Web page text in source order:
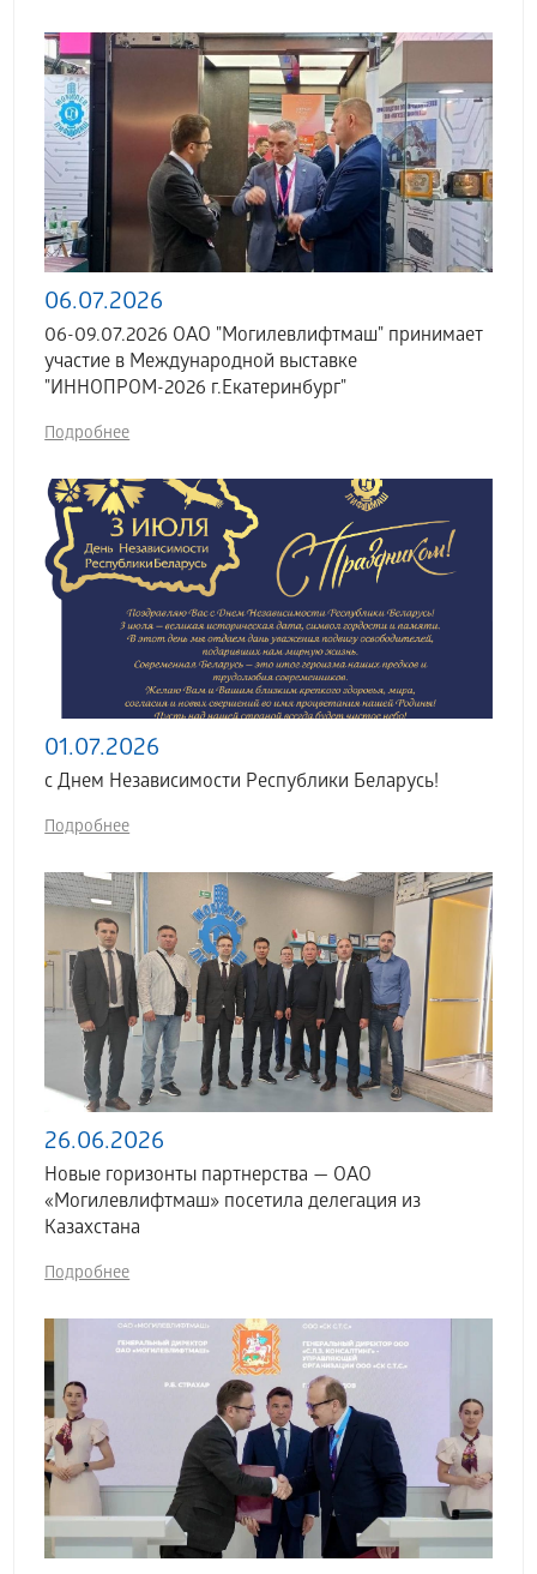
06.07.2026
06-09.07.2026 ОАО "Могилевлифтмаш" принимает
участие в Международной выставке
"ИННОПРОМ-2026 г.Екатеринбург"
Подробнее
01.07.2026
с Днем Независимости Республики Беларусь!
Подробнее
26.06.2026
Новые горизонты партнерства — ОАО
«Могилевлифтмаш» посетила делегация из
Казахстана
Подробнее